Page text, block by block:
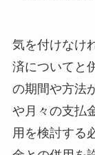
気を付けなけ
済についてと
の期間や方法
や月々の支払
用を検討する